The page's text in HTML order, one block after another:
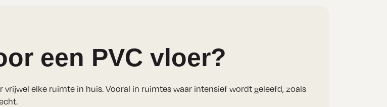
een PVC vloer?
vrijwel elke ruimte in huis. Vooral in ruimtes waar intensief wordt geleefd, zoals